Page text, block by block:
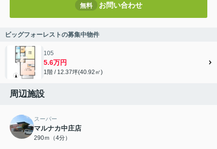
無料 お問い合わせ
ビッグフォーレストの募集中物件
105
5.6万円
1階 / 12.37坪(40.92㎡)
周辺施設
スーパー
マルナカ中庄店
290ｍ（4分）